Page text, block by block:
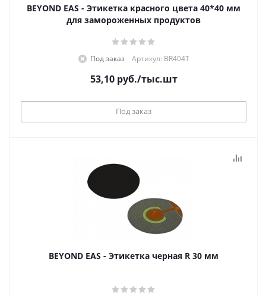
BEYOND EAS - Этикетка красного цвета 40*40 мм
для замороженных продуктов
Под заказ Артикул: BR404T
53,10руб./тыс.шт
Под заказ
BEYOND EAS - Этикетка черная R 30 мм